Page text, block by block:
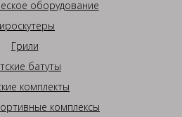
оборудование
Грили
батуты
комплекты
комплексы